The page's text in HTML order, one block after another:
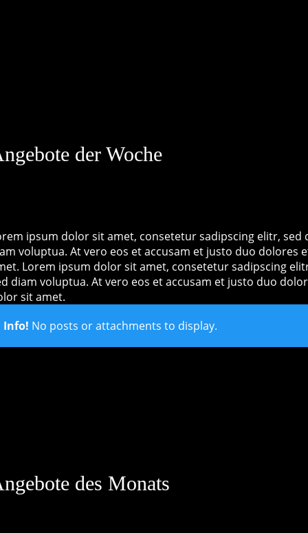
der Woche
ipsum dolor sit amet, consetetur sadipscing elitr,
voluptua. At vero eos et accusam et justo duo dolores
Lorem ipsum dolor sit amet, consetetur sadipscing
diam voluptua. At vero eos et accusam et justo duo
sit amet.
Info! No posts or attachments to display.
des Monats